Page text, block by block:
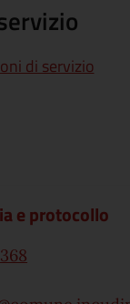
di servizio
e protocollo